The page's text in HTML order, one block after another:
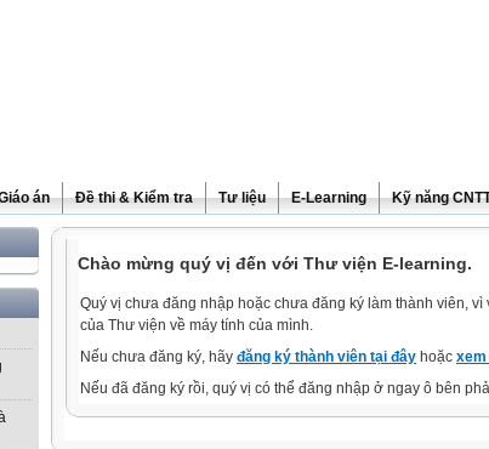
án Đề thi & Kiểm tra Tư liệu E-Learning Kỹ năng
Chào mừng quý vị đến với Thư viện E-learning.
Quý vị chưa đăng nhập hoặc chưa đăng ký làm thành viên,
của Thư viện về máy tính của mình.
Nếu chưa đăng ký, hãy đăng ký thành viên tại đây hoặc xem
Nếu đã đăng ký rồi, quý vị có thể đăng nhập ở ngay ô bên